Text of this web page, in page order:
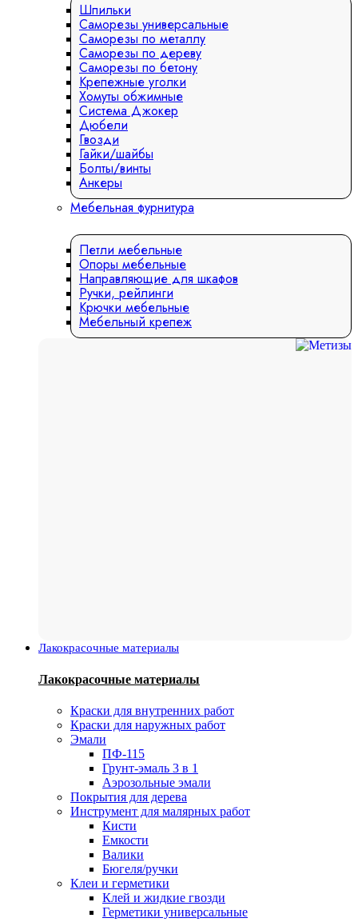
Шпильки
Саморезы универсальные
Саморезы по металлу
Саморезы по дереву
Саморезы по бетону
Крепежные уголки
Хомуты обжимные
Система Джокер
Дюбели
Гвозди
Гайки/шайбы
Болты/винты
Анкеры
Мебельная фурнитура
Петли мебельные
Опоры мебельные
Направляющие для шкафов
Ручки, рейлинги
Крючки мебельные
Мебельный крепеж
Лакокрасочные материалы
Лакокрасочные материалы
Краски для внутренних работ
Краски для наружных работ
Эмали
ПФ-115
Грунт-эмаль 3 в 1
Аэрозольные эмали
Покрытия для дерева
Инструмент для малярных работ
Кисти
Емкости
Валики
Бюгеля/ручки
Клеи и герметики
Клей и жидкие гвозди
Герметики универсальные